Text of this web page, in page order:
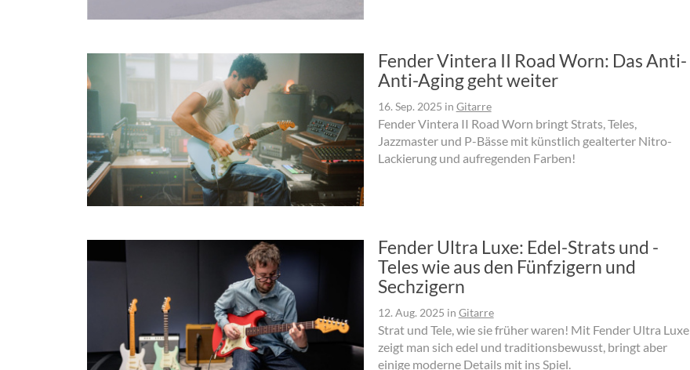
Fender Vintera II Road Worn: Das Anti-
Anti-Aging geht weiter
16. Sep. 2025 in Gitarre
Fender Vintera II Road Worn bringt Strats, Teles,
Jazzmaster und P-Bässe mit künstlich gealterter Nitro-
Lackierung und aufregenden Farben!
Fender Ultra Luxe: Edel-Strats und -
Teles wie aus den Fünfzigern und
Sechzigern
12. Aug. 2025 in Gitarre
Strat und Tele, wie sie früher waren! Mit Fender Ultra Luxe
zeigt man sich edel und traditionsbewusst, bringt aber
einige moderne Details mit ins Spiel.